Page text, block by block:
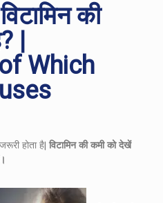
की
|
Which
होता है| विटामिन की कमी को देखें